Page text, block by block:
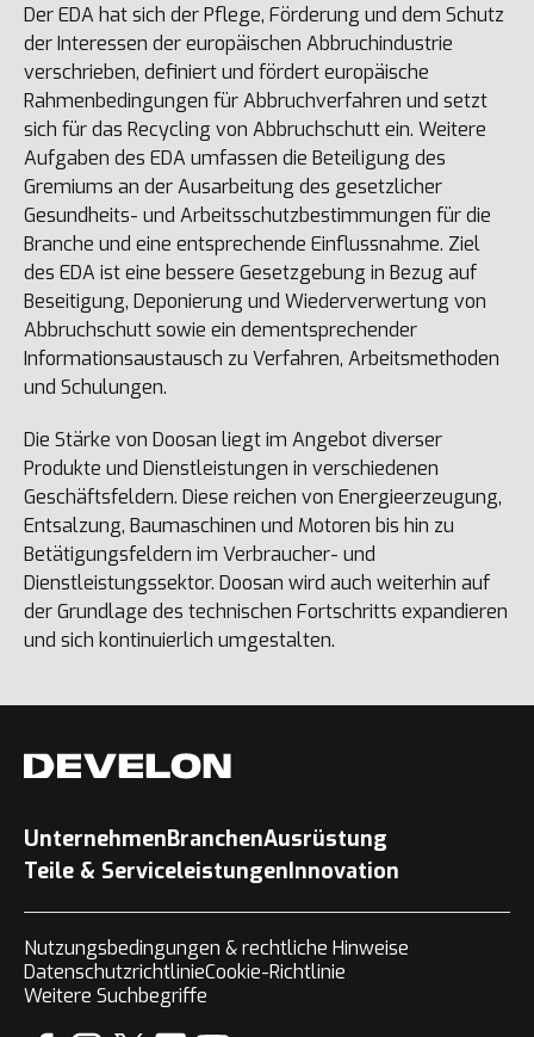
Der EDA hat sich der Pflege, Förderung und dem Schutz
der Interessen der europäischen Abbruchindustrie
verschrieben, definiert und fördert europäische
Rahmenbedingungen für Abbruchverfahren und setzt
sich für das Recycling von Abbruchschutt ein. Weitere
Aufgaben des EDA umfassen die Beteiligung des
Gremiums an der Ausarbeitung des gesetzlicher
Gesundheits- und Arbeitsschutzbestimmungen für die
Branche und eine entsprechende Einflussnahme. Ziel
des EDA ist eine bessere Gesetzgebung in Bezug auf
Beseitigung, Deponierung und Wiederverwertung von
Abbruchschutt sowie ein dementsprechender
Informationsaustausch zu Verfahren, Arbeitsmethoden
und Schulungen.
Die Stärke von Doosan liegt im Angebot diverser
Produkte und Dienstleistungen in verschiedenen
Geschäftsfeldern. Diese reichen von Energieerzeugung,
Entsalzung, Baumaschinen und Motoren bis hin zu
Betätigungsfeldern im Verbraucher- und
Dienstleistungssektor. Doosan wird auch weiterhin auf
der Grundlage des technischen Fortschritts expandieren
und sich kontinuierlich umgestalten.
UnternehmenBranchenAusrüstung
Teile & ServiceleistungenInnovation
Nutzungsbedingungen & rechtliche Hinweise
DatenschutzrichtlinieCookie-Richtlinie
Weitere Suchbegriffe